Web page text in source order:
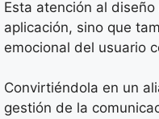
Esta atención al
aplicación, sino que
emocional del usuario
Convirtiéndola en un
gestión de la